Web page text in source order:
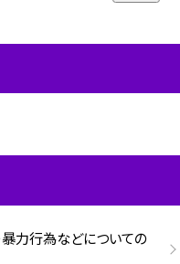
暴力行為などについての